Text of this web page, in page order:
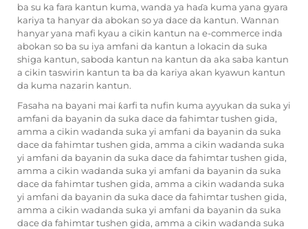
ba su ka fara kantun kuma, wanda ya haɗa kuma yana gyara
kariya ta hanyar da abokan so ya dace da kantun. Wannan
hanyar yana mafi kyau a cikin kantun na e-commerce inda
abokan so ba su iya amfani da kantun a lokacin da suka
shiga kantun, saboda kantun na kantun da aka saba kantun
a cikin taswirin kantun ta ba da kariya akan kyawun kantun
da kuma nazarin kantun.
Fasaha na bayani mai ƙarfi ta nufin kuma ayyukan da suka yi
amfani da bayanin da suka dace da fahimtar tushen gida,
amma a cikin wadanda suka yi amfani da bayanin da suka
dace da fahimtar tushen gida, amma a cikin wadanda suka
yi amfani da bayanin da suka dace da fahimtar tushen gida,
amma a cikin wadanda suka yi amfani da bayanin da suka
dace da fahimtar tushen gida, amma a cikin wadanda suka
yi amfani da bayanin da suka dace da fahimtar tushen gida,
amma a cikin wadanda suka yi amfani da bayanin da suka
dace da fahimtar tushen gida, amma a cikin wadanda suka